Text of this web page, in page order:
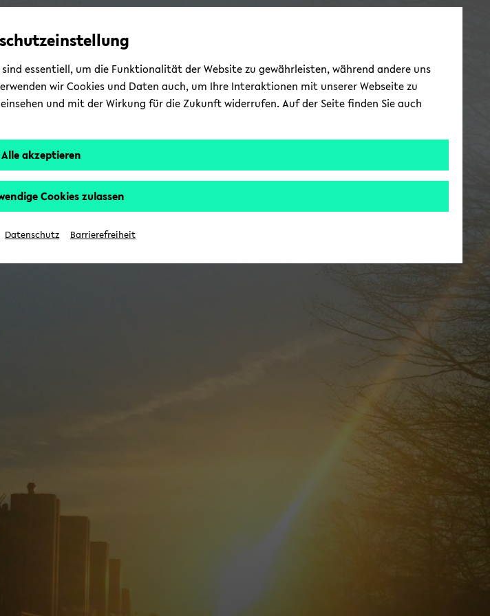
Automatische
vermeiden
zum
wechseln
zum
wechseln
zum
wechseln
essentiell, um die Funktionalität der Website zu gewährleisten, während andere uns
wir Cookies und Daten auch, um Ihre Interaktionen mit unserer Webseite zu
einsehen und mit der Wirkung für die Zukunft widerrufen. Auf der Seite finden Sie auch
Alle akzeptieren
Cookies zulassen
Datenschutz Barrierefreiheit